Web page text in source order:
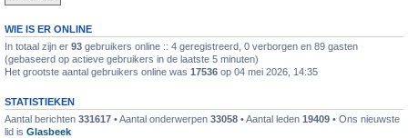
WIE IS ER ONLINE
In totaal zijn er 93 gebruikers online :: 4 geregistreerd, 0 verborgen en 89 gasten
(gebaseerd op actieve gebruikers in de laatste 5 minuten)
Het grootste aantal gebruikers online was 17536 op 04 mei 2026, 14:35
STATISTIEKEN
Aantal berichten 331617 • Aantal onderwerpen 33058 • Aantal leden 19409 • Ons nieuwste
lid is Glasbeek